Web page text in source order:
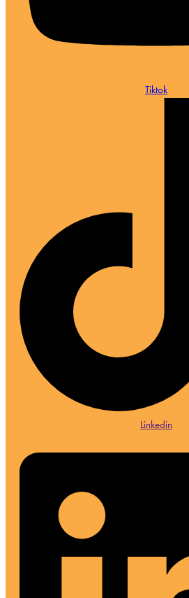
Tiktok
Linkedin